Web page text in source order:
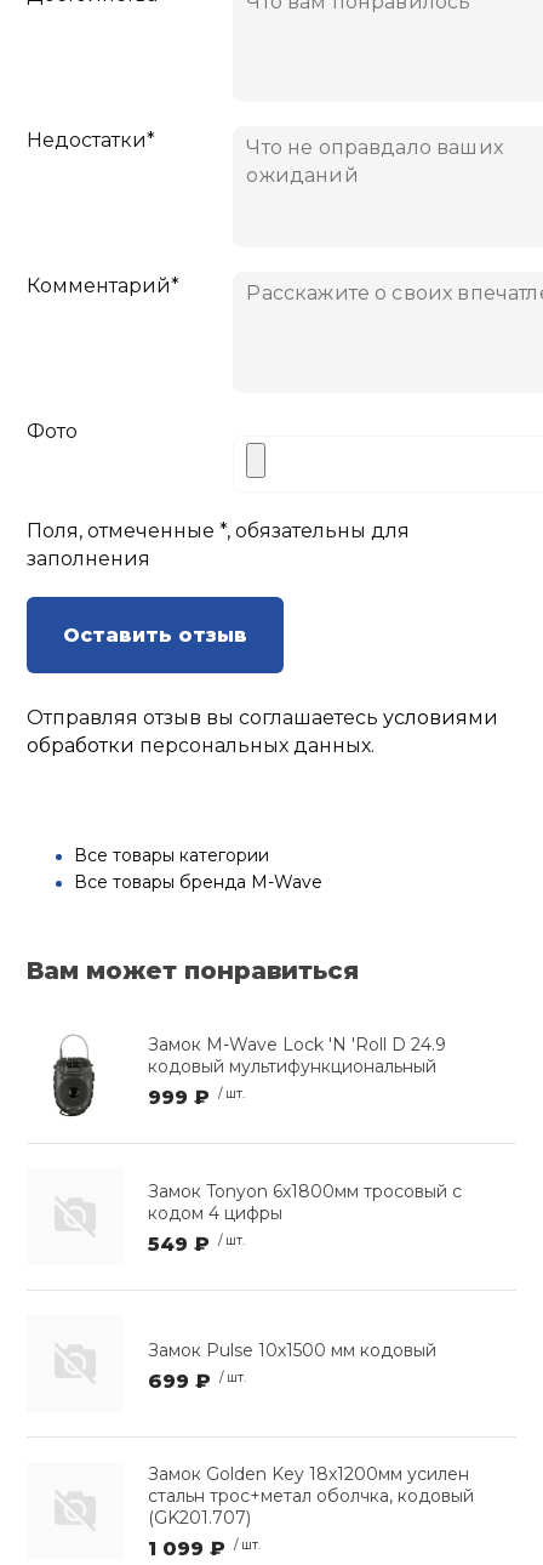
Недостатки*
Комментарий*
Фото
Поля, отмеченные *, обязательны для
заполнения
Оставить отзыв
Отправляя отзыв вы соглашаетесьусловиями
обработки персональных данных.
Все товары категории
Все товары бренда M-Wave
Вам может понравиться
Замок M-Wave Lock 'N 'Roll D 24.9
кодовый мультифункциональный
999 ₽ / шт.
Замок Tonyon 6х1800мм тросовый с
кодом 4 цифры
549 ₽ / шт.
Замок Pulse 10х1500 мм кодовый
699 ₽ / шт.
Замок Golden Key 18х1200мм усилен
стальн трос+метал оболчка, кодовый
(GK201.707)
1 099 ₽ / шт.